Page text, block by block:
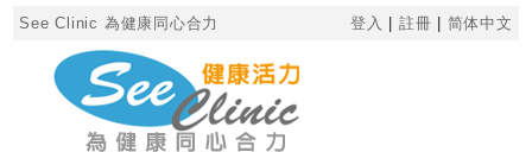
See Clinic 為健康同心合力 登入 註冊 简体中文
×